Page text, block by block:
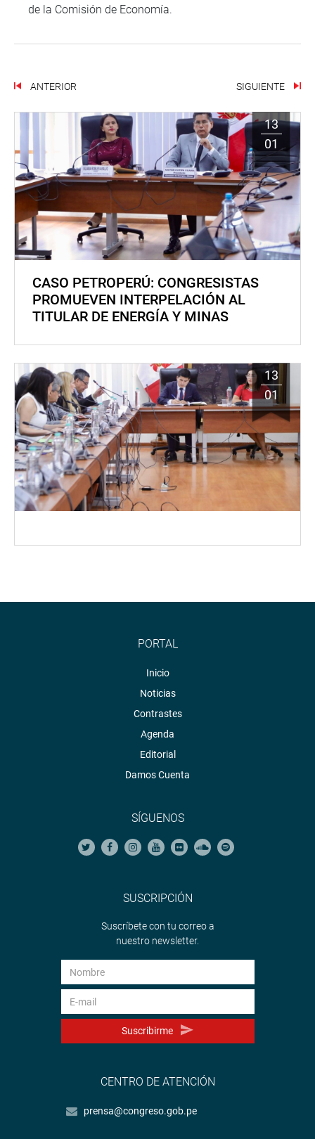
de la Comisión de Economía.
ANTERIOR SIGUIENTE
13
01
CASO PETROPERÚ: CONGRESISTAS
PROMUEVEN INTERPELACIÓN AL
TITULAR DE ENERGÍA Y MINAS
13
01
PORTAL
Inicio
Noticias
Contrastes
Agenda
Editorial
Damos Cuenta
SÍGUENOS
SUSCRIPCIÓN
Suscríbete con tu correo a
nuestro newsletter.
Suscribirme
CENTRO DE ATENCIÓN
prensa@congreso.gob.pe